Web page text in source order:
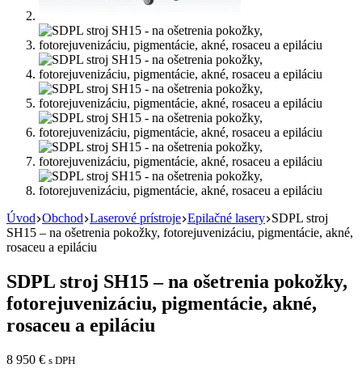
Úvod Obchod Laserové prístroje Epilačné lasery SDPL stroj
SH15 – na ošetrenia pokožky, fotorejuvenizáciu, pigmentácie, akné,
rosaceu a epiláciu
SDPL stroj SH15 – na ošetrenia pokožky,
fotorejuvenizáciu, pigmentácie, akné,
rosaceu a epiláciu
8 950 € s DPH